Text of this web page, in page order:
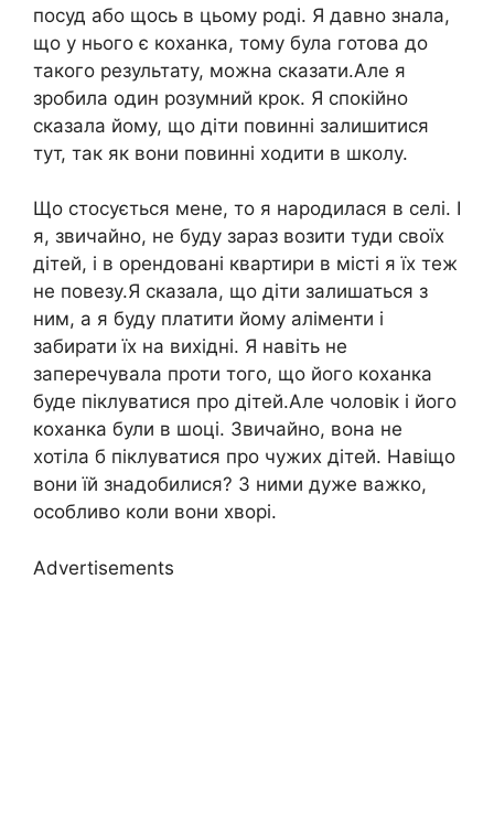
посуд або щось в цьому роді. Я давно знала,
що у нього є коханка, тому була готова до
такого результату, можна сказати.Але я
зробила один розумний крок. Я спокійно
сказала йому, що діти повинні залишитися
тут, так як вони повинні ходити в школу.
Що стосується мене, то я народилася в селі. І
я, звичайно, не буду зараз возити туди своїх
дітей, і в орендовані квартири в місті я їх теж
не повезу.Я сказала, що діти залишаться з
ним, а я буду платити йому аліменти і
забирати їх на вихідні. Я навіть не
заперечувала проти того, що його коханка
буде піклуватися про дітей.Але чоловік і його
коханка були в шоці. Звичайно, вона не
хотіла б піклуватися про чужих дітей. Навіщо
вони їй знадобилися? З ними дуже важко,
особливо коли вони хворі.
Advertisements